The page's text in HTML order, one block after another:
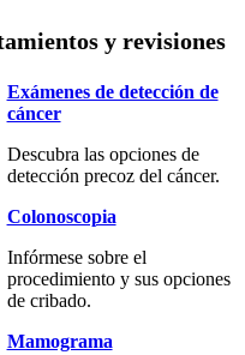
y revisiones
Exámenes de detección de
cáncer
Descubra las opciones de
detección precoz del cáncer.
Colonoscopia
Infórmese sobre el
procedimiento y sus opciones
de cribado.
Mamograma